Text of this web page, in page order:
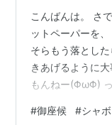
こんばんは。 さ
ットペーパーを
そらもう落とし
きあげるように
もんねー(ΦωΦ)
レードダウンを
#御座候 #シャ